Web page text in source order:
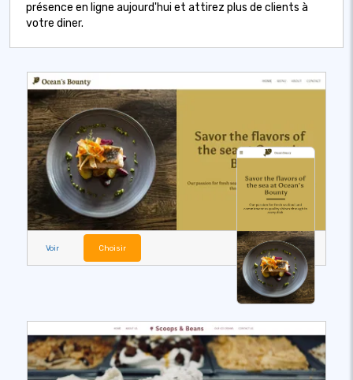
présence en ligne aujourd'hui et attirez plus de clients à
votre diner.
Voir Choisir